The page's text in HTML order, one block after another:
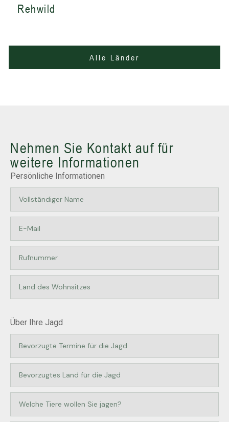
Rehwild
Alle Länder
Nehmen Sie Kontakt auf für
weitere Informationen
Persönliche Informationen
Über Ihre Jagd